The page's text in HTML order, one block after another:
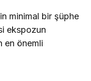
minimal bir şüphe
ekspozun
en önemli